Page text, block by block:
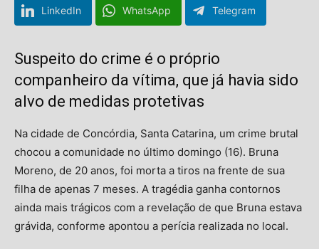
LinkedIn WhatsApp Telegram
Suspeito do crime é o próprio
companheiro da vítima, que já havia sido
alvo de medidas protetivas
Na cidade de Concórdia, Santa Catarina, um crime brutal
chocou a comunidade no último domingo (16). Bruna
Moreno, de 20 anos, foi morta a tiros na frente de sua
filha de apenas 7 meses. A tragédia ganha contornos
ainda mais trágicos com a revelação de que Bruna estava
grávida, conforme apontou a perícia realizada no local.